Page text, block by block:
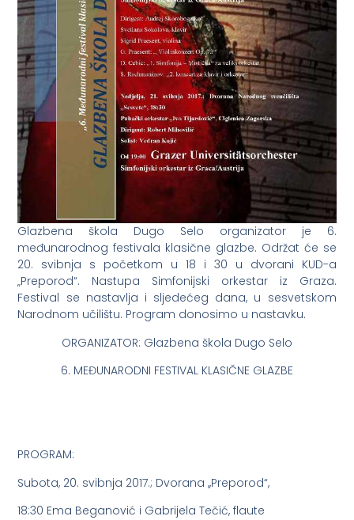
Glazbena škola Dugo Selo organizator je 6.
međunarodnog festivala klasične glazbe. Održat će se
20. svibnja s početkom u 18 i 30 u dvorani KUD-a
„Preporod“. Nastupa Simfonijski orkestar iz Graza.
Festival se nastavlja i sljedećeg dana, u sesvetskom
Narodnom učilištu. Program donosimo u nastavku.
ORGANIZATOR: Glazbena škola Dugo Selo
6. MEĐUNARODNI FESTIVAL KLASIČNE GLAZBE
PROGRAM:
Subota, 20. svibnja 2017.; Dvorana ,,Preporod“,
18:30 Ema Beganović i Gabrijela Tečić, flaute